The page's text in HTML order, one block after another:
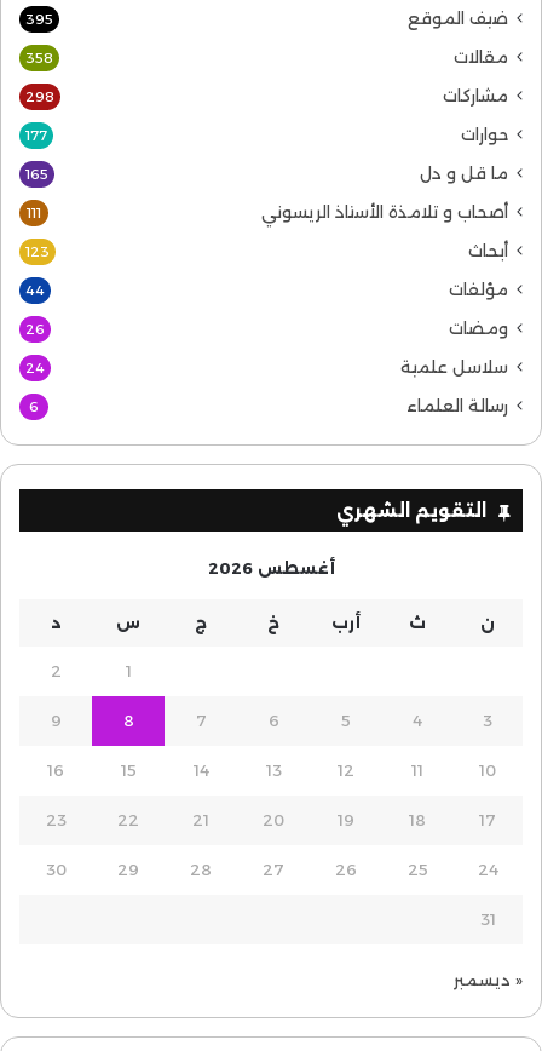
ضيف الموقع 395
مقالات 358
مشاركات 298
حوارات 177
ما قل و دل 165
أصحاب و تلامذة الأستاذ الريسوني 111
أبحاث 123
مؤلفات 44
ومضات 26
سلاسل علمية 24
رسالة العلماء 6
التقويم الشهري
أغسطس 2026
ن ث أرب خ ج س د
1
2
3
4
5
6
7
8
9
10
11
12
13
14
15
16
17
18
19
20
21
22
23
24
25
26
27
28
29
30
31
« ديسمبر